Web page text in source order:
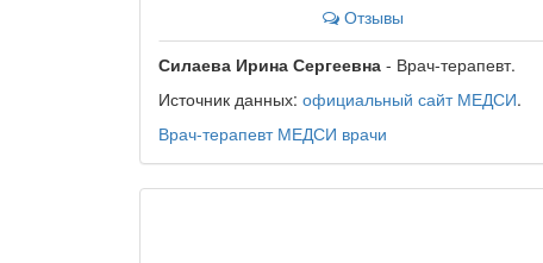
Отзывы
Силаева Ирина Сергеевна - Врач-терапевт.
Источник данных: официальный сайт МЕДСИ.
Врач-терапевт МЕДСИ врачи